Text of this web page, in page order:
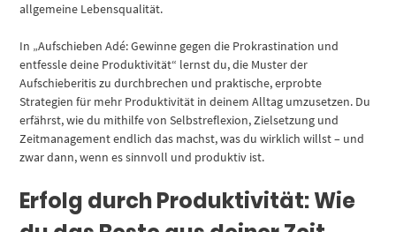
allgemeine Lebensqualität.
In „Aufschieben Adé: Gewinne gegen die Prokrastination und
entfessle deine Produktivität“ lernst du, die Muster der
Aufschieberitis zu durchbrechen und praktische, erprobte
Strategien für mehr Produktivität in deinem Alltag umzusetzen. Du
erfährst, wie du mithilfe von Selbstreflexion, Zielsetzung und
Zeitmanagement endlich das machst, was du wirklich willst – und
zwar dann, wenn es sinnvoll und produktiv ist.
Erfolg durch Produktivität: Wie